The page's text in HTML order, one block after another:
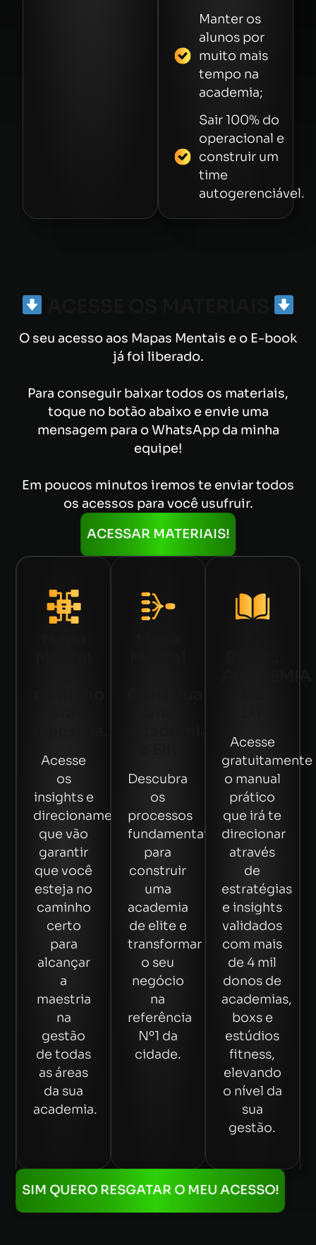
Manter os
alunos por
muito mais
tempo na
academia;
Sair 100% do
operacional e
construir um
time
autogerenciável.
O seu acesso aos Mapas Mentais e o E-book
já foi liberado.
Para conseguir baixar todos os materiais,
toque no botão abaixo e envie uma
mensagem para o WhatsApp da minha
equipe!
Em poucos minutos iremos te enviar todos
os acessos para você usufruir.
ACESSAR MATERIAIS!
Acesse
os
insights e
direcionamentos
que vão
garantir
que você
esteja no
caminho
certo
para
alcançar
a
maestria
na
gestão
de todas
as áreas
da sua
academia.
Descubra
os
processos
fundamentais
para
construir
uma
academia
de elite e
transformar
o seu
negócio
na
referência
Nº1 da
cidade.
Acesse
gratuitamente
o manual
prático
que irá te
direcionar
através
de
estratégias
e insights
validados
com mais
de 4 mil
donos de
academias,
boxs e
estúdios
fitness,
elevando
o nível da
sua
gestão.
SIM QUERO RESGATAR O MEU ACESSO!